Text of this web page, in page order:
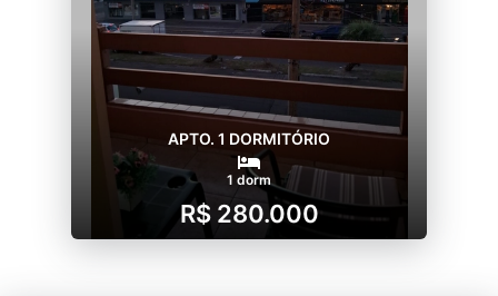
APTO. 1 DORMITÓRIO
1 dorm
R$ 280.000